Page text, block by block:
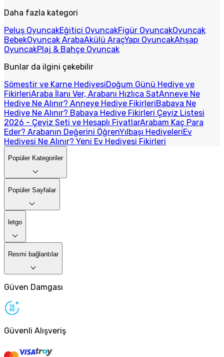
Daha fazla kategori
Peluş OyuncakEğitici OyuncakFigür OyuncakOyuncak
BebekOyuncak ArabaAkülü AraçYapı OyuncakAhşap
OyuncakPlaj & Bahçe Oyuncak
Bunlar da ilgini çekebilir
Sömestir ve Karne HediyesiDoğum Günü Hediye ve
FikirleriAraba İlanı Ver, Arabanı Hızlıca SatAnneye Ne
Hediye Ne Alınır? Anneye Hediye FikirleriBabaya Ne
Hediye Ne Alınır? Babaya Hediye Fikirleri Çeyiz Listesi
2026 - Çeyiz Seti ve Hesaplı FiyatlarArabam Kaç Para
Eder? Arabanın Değerini ÖğrenYılbaşı HediyeleriEv
Hediyesi Ne Alınır? Yeni Ev Hediyesi Fikirleri
Popüler Kategoriler
Popüler Sayfalar
letgo
Resmi bağlantılar
Güven Damgası
Güvenli Alışveriş